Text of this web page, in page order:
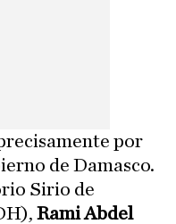
por
de Damasco.
Sirio de
Rami Abdel